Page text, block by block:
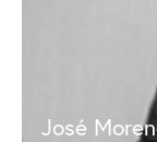
José